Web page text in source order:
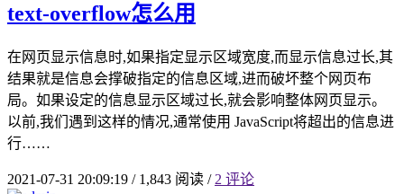
text-overflow怎么用
在网页显示信息时,如果指定显示区域宽度,而显示信息过长,其
结果就是信息会撑破指定的信息区域,进而破坏整个网页布
局。如果设定的信息显示区域过长,就会影响整体网页显示。
以前,我们遇到这样的情况,通常使用 JavaScript将超出的信息进
行……
2021-07-31 20:09:19 /1,843 阅读 / 2 评论